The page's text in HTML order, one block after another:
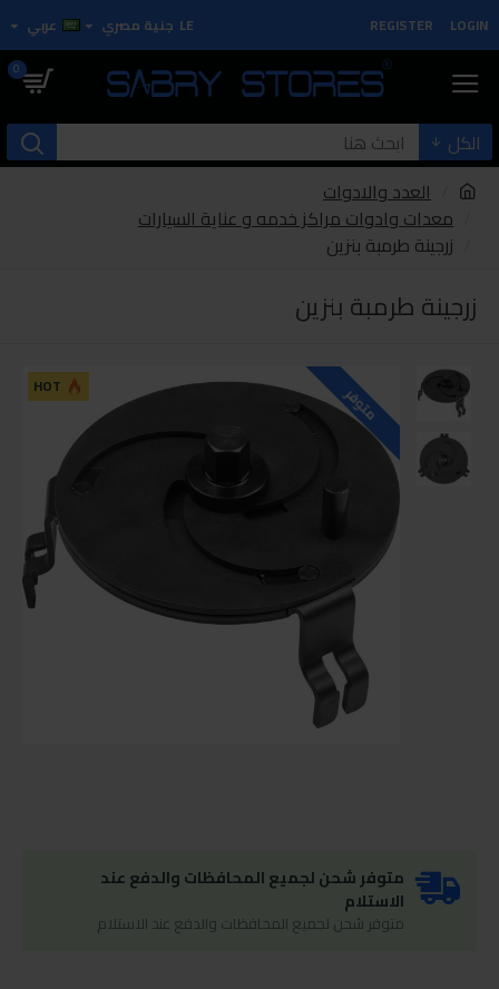
LOGIN
REGISTER
LE جنية مصري عربي
0
الكل
العدد والادوات
معدات وادوات مراكز خدمه و عناية السيارات
زرجينة طرمبة بنزين
زرجينة طرمبة بنزين
HOT متوفر
متوفر شحن لجميع المحافظات والدفع عند
الاستلام
متوفر شحن لجميع المحافظات والدفع عند الاستلام